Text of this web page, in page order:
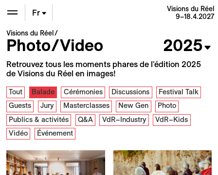
En
De
Fr
Visions du Réel
9–18.4.2027
Visions du Réel
Photo/Video 2025
Retrouvez tous les moments phares de l'édition 2025
de Visions du Réel en images!
Tout Balade Cérémonies Discussions
Festival Talk
Guests
Jury Masterclasses New Gen
Photo
Publics & activités
Q&A VdR–Industry
VdR–Kids
Vidéo
Événement